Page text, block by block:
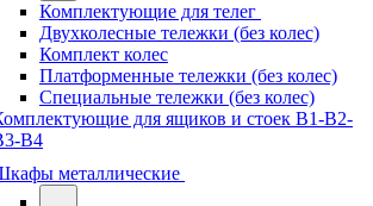
Комплектующие для телег
Двухколесные тележки (без колес)
Комплект колес
Платформенные тележки (без колес)
Специальные тележки (без колес)
для ящиков и стоек В1-В2-
В4
металлические